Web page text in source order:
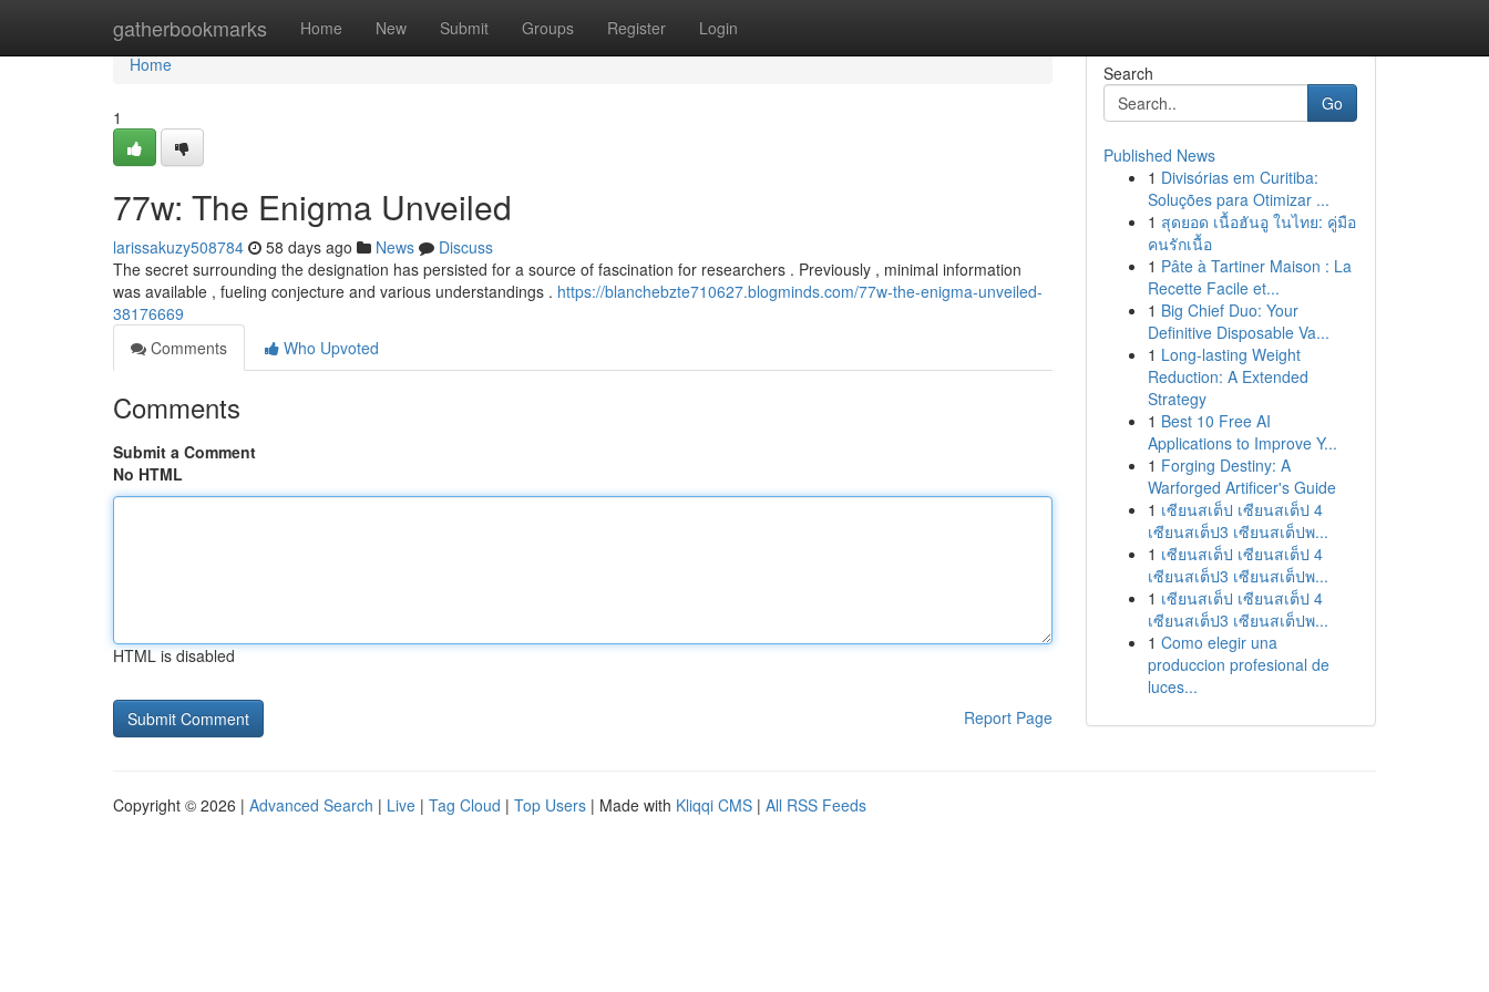
gatherbookmarks Home New Submit Groups Register Login
Home
Home
1
77w: The Enigma Unveiled
larissakuzy508784 58 days ago News
Discuss
The secret surrounding the designation has persisted for a source of fascination for researchers . Previously , minimal information
was available , fueling conjecture and various understandings . https://blanchebzte710627.blogminds.com/77w-the-enigma-unveiled-
38176669
Comments
Who Upvoted
Comments
Submit a Comment
No HTML
HTML is disabled
Report Page
Search
Go
Published News
1 Divisórias em Curitiba:
Soluções para Otimizar ...
1 สุดยอด เนื้อฮันอู ในไทย: คู่มือ
คนรักเนื้อ
1 Pâte à Tartiner Maison : La
Recette Facile et...
1 Big Chief Duo: Your
Definitive Disposable Va...
1 Long-lasting Weight
Reduction: A Extended
Strategy
1 Best 10 Free AI
Applications to Improve Y...
1 Forging Destiny: A
Warforged Artificer's Guide
1 เซียนสเต็ป เซียนสเต็ป 4
เซียนสเต็ป3 เซียนสเต็ปพ...
1 เซียนสเต็ป เซียนสเต็ป 4
เซียนสเต็ป3 เซียนสเต็ปพ...
1 เซียนสเต็ป เซียนสเต็ป 4
เซียนสเต็ป3 เซียนสเต็ปพ...
1 Como elegir una
produccion profesional de
luces...
Copyright © 2026 | Advanced Search | Live | Tag Cloud | Top Users | Made with Kliqqi CMS | All RSS Feeds